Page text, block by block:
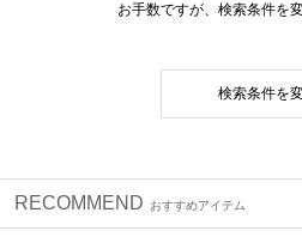
お手数ですが、検索条件を
検索条件を
RECOMMEND おすすめアイテム